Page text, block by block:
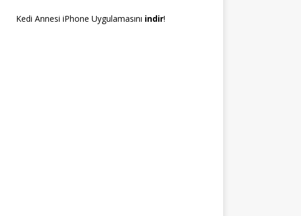
Kedi Annesi iPhone Uygulamasını indir!